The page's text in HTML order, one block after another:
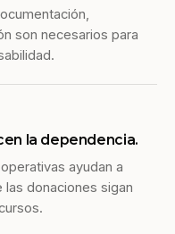
son necesarios para
la dependencia.
ayudan a
donaciones sigan